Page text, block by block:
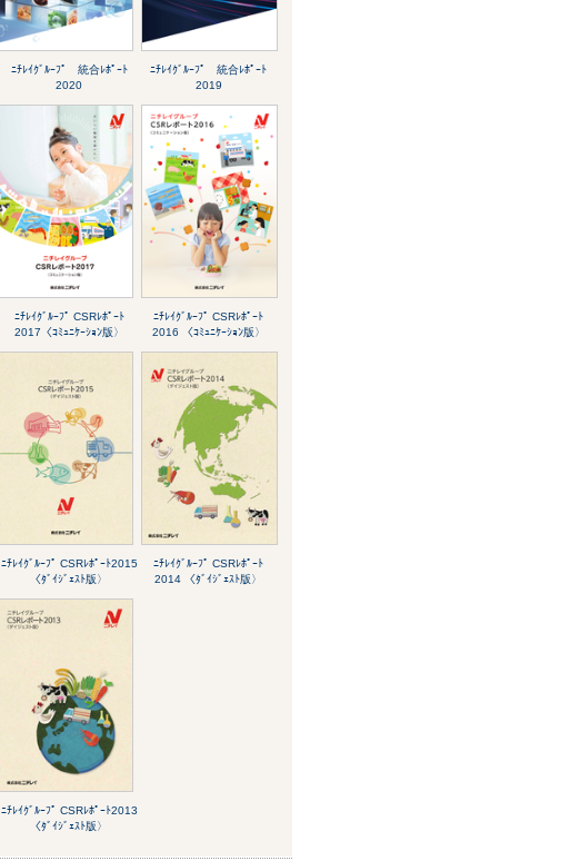
ﾆﾁﾚｲｸﾞﾙｰﾌﾟ 統合ﾚﾎﾟｰﾄ
2020
ﾆﾁﾚｲｸﾞﾙｰﾌﾟ 統合ﾚﾎﾟｰﾄ
2019
ﾆﾁﾚｲｸﾞﾙｰﾌﾟ CSRﾚﾎﾟｰﾄ
2017〈ｺﾐｭﾆｹｰｼｮﾝ版〉
ﾆﾁﾚｲｸﾞﾙｰﾌﾟ CSRﾚﾎﾟｰﾄ
2016 〈ｺﾐｭﾆｹｰｼｮﾝ版〉
ﾆﾁﾚｲｸﾞﾙｰﾌﾟ CSRﾚﾎﾟｰﾄ2015
〈ﾀﾞｲｼﾞｪｽﾄ版〉
ﾆﾁﾚｲｸﾞﾙｰﾌﾟ CSRﾚﾎﾟｰﾄ
2014 〈ﾀﾞｲｼﾞｪｽﾄ版〉
ﾆﾁﾚｲｸﾞﾙｰﾌﾟ CSRﾚﾎﾟｰﾄ2013
〈ﾀﾞｲｼﾞｪｽﾄ版〉